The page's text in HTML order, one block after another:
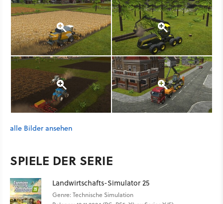
alle Bilder ansehen
SPIELE DER SERIE
Landwirtschafts-Simulator 25
Genre: Technische Simulation